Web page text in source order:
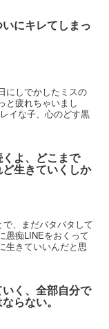
にキレてしまっ
にしでかしたミスの
と疲れちゃいまし
イな子、心のどす黒
よ、どこまで
生きていくしか
、まだバタバタして
愚痴LINEをおくって
生きていいんだと思
く、全部自分で
らない。